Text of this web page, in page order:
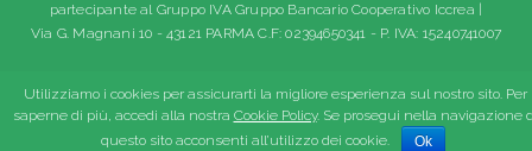
partecipante al Gruppo IVA Gruppo Bancario Cooperativo Iccrea |
Via G. Magnani 10 - 43121 PARMA C.F: 02394650341 - P. IVA: 15240741007
Utilizziamo i cookies per assicurarti la migliore esperienza sul nostro sito. Per
saperne di più, accedi alla nostra Cookie Policy. Se prosegui nella navigazione
questo sito acconsenti all’utilizzo dei cookie.
Ok